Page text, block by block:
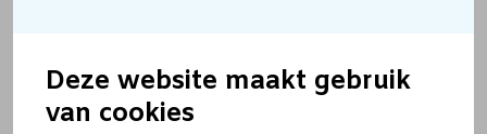
Deze website maakt gebruik
van cookies